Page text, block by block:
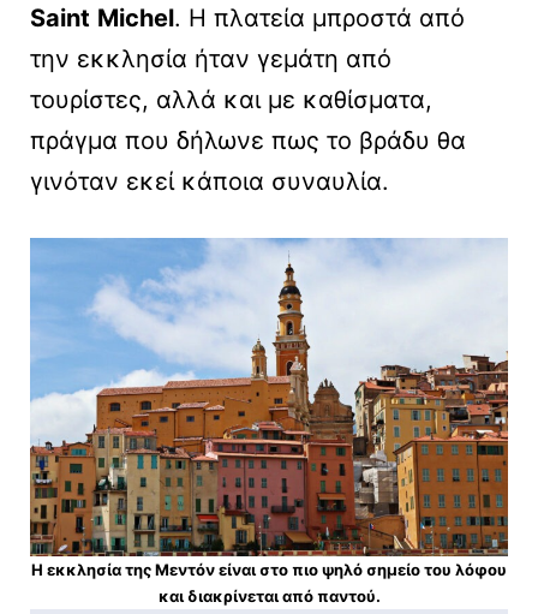
Saint Michel. Η πλατεία μπροστά από
την εκκλησία ήταν γεμάτη από
τουρίστες, αλλά και με καθίσματα,
πράγμα που δήλωνε πως το βράδυ θα
γινόταν εκεί κάποια συναυλία.
Η εκκλησία της Μεντόν είναι στο πιο ψηλό σημείο του λόφου
και διακρίνεται από παντού.